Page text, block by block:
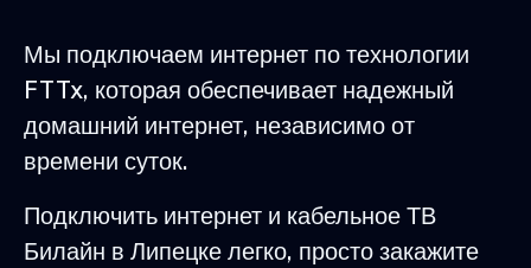
Мы подключаем интернет по технологии
FTTx, которая обеспечивает надежный
домашний интернет, независимо от
времени суток.
Подключить интернет и кабельное ТВ
Билайн в Липецке легко, просто закажите